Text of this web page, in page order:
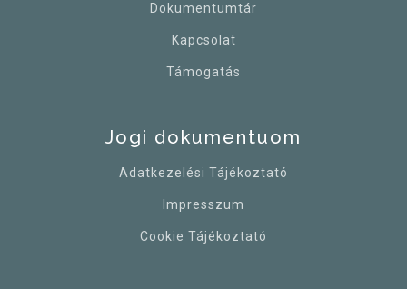
Dokumentumtár
Kapcsolat
Támogatás
Jogi dokumentuom
Adatkezelési Tájékoztató
Impresszum
Cookie Tájékoztató